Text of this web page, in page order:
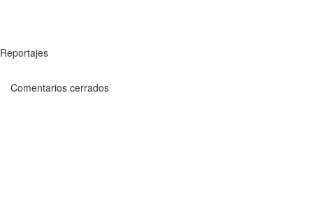
Reportajes
Comentarios cerrados